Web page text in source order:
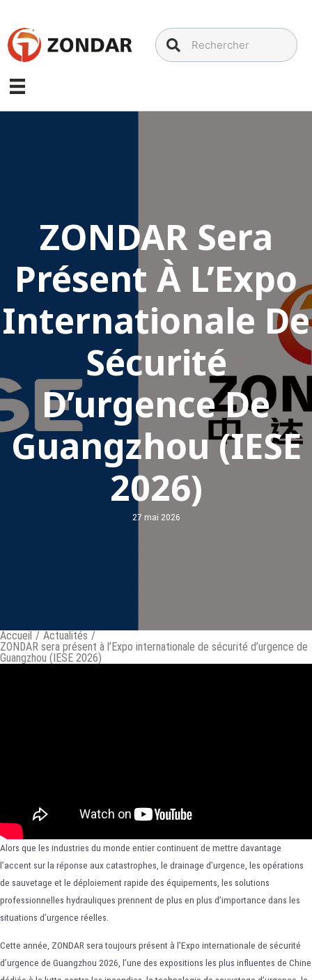
contenu
ZONDAR Sera
Présent À L’Expo
Internationale De
Sécurité
D’urgence De
Guangzhou (IESE
2026)
27 mai 2026
Accueil / Actualités /
ZONDAR sera présent à l’Expo internationale de sécurité d’urgence de
Guangzhou (IESE 2026)
Alors que les industries du monde entier continuent de mettre davantage
l’accent sur la réponse aux catastrophes, le drainage d’urgence, les opérations
de sauvetage et le déploiement rapide des équipements, les solutions
professionnelles hydrauliques prennent de plus en plus d’importance dans les
situations d’urgence réelles.
Cette année, ZONDAR sera toujours présent à l’Expo internationale de sécurité
d’urgence de Guangzhou 2026, l’une des expositions les plus influentes de Chine